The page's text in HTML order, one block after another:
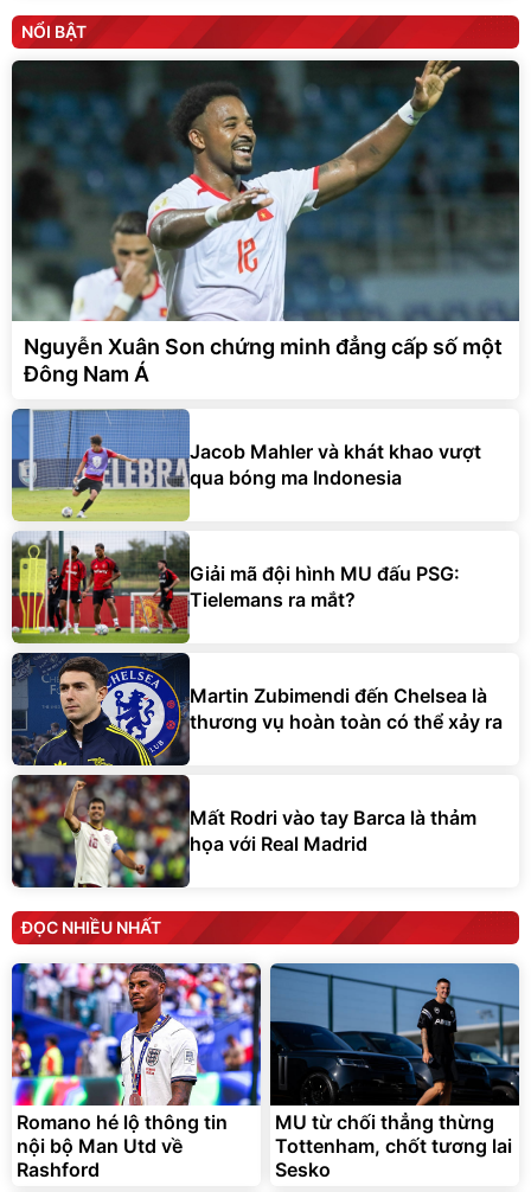
NỔI BẬT
Nguyễn Xuân Son chứng minh đẳng cấp số một
Đông Nam Á
Jacob Mahler và khát khao vượt
qua bóng ma Indonesia
Giải mã đội hình MU đấu PSG:
Tielemans ra mắt?
Martin Zubimendi đến Chelsea là
thương vụ hoàn toàn có thể xảy ra
Mất Rodri vào tay Barca là thảm
họa với Real Madrid
ĐỌC NHIỀU NHẤT
Romano hé lộ thông tin
nội bộ Man Utd về
Rashford
MU từ chối thẳng thừng
Tottenham, chốt tương lai
Sesko